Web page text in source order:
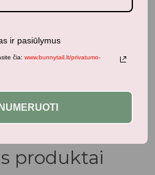
4 metai
su krepšeliu SAŠA
produktai
ir pasiūlymus
čia: www.bunnytail.lt/privatumo-